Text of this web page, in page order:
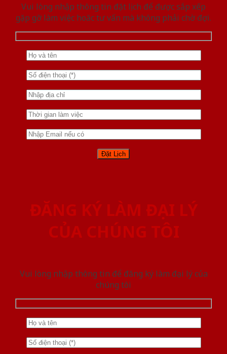
Vui lòng nhập thông tin đặt lịch để được sắp xếp
gặp gỡ làm việc hoăc tư vấn mà không phải chờ đợi.
ĐĂNG KÝ LÀM ĐẠI LÝ
CỦA CHÚNG TÔI
Vui lòng nhập thông tin để đăng ký làm đại lý của
chúng tôi